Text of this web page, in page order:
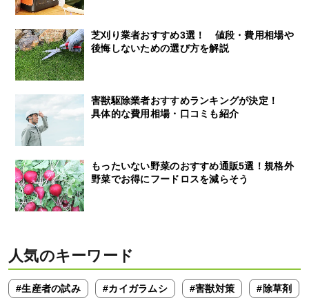
芝刈り業者おすすめ3選！ 値段・費用相場や
後悔しないための選び方を解説
害獣駆除業者おすすめランキングが決定！
具体的な費用相場・口コミも紹介
もったいない野菜のおすすめ通販5選！規格外
野菜でお得にフードロスを減らそう
人気のキーワード
#生産者の試み #カイガラムシ #害獣対策 #除草剤